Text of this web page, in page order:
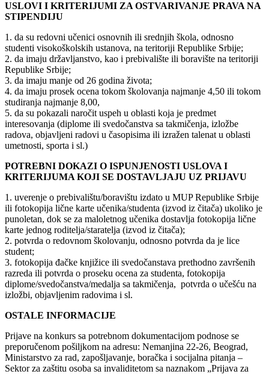
USLOVI I KRITERIJUMI ZA OSTVARIVANJE PRAVA NA
STIPENDIJU
1. da su redovni učenici osnovnih ili srednjih škola, odnosno
studenti visokoškolskih ustanova, na teritoriji Republike Srbije;
2. da imaju državljanstvo, kao i prebivalište ili boravište na teritoriji
Republike Srbije;
3. da imaju manje od 26 godina života;
4. da imaju prosek ocena tokom školovanja najmanje 4,50 ili tokom
studiranja najmanje 8,00,
5. da su pokazali naročit uspeh u oblasti koja je predmet
interesovanja (diplome ili svedočanstva sa takmičenja, izložbe
radova, objavljeni radovi u časopisima ili izražen talenat u oblasti
umetnosti, sporta i sl.)
POTREBNI DOKAZI O ISPUNJENOSTI USLOVA I
KRITERIJUMA KOJI SE DOSTAVLJAJU UZ PRIJAVU
1. uverenje o prebivalištu/boravištu izdato u MUP Republike Srbije
ili fotokopija lične karte učenika/studenta (izvod iz čitača) ukoliko je
punoletan, dok se za maloletnog učenika dostavlja fotokopija lične
karte jednog roditelja/staratelja (izvod iz čitača);
2. potvrda o redovnom školovanju, odnosno potvrda da je lice
student;
3. fotokopija đačke knjižice ili svedočanstava prethodno završenih
razreda ili potvrda o proseku ocena za studenta, fotokopija
diplome/svedočanstva/medalja sa takmičenja, potvrda o učešću na
izložbi, objavljenim radovima i sl.
OSTALE INFORMACIJE
Prijave na konkurs sa potrebnom dokumentacijom podnose se
preporučenom pošiljkom na adresu: Nemanjina 22-26, Beograd,
Ministarstvo za rad, zapošljavanje, boračka i socijalna pitanja –
Sektor za zaštitu osoba sa invaliditetom sa naznakom „Prijava za